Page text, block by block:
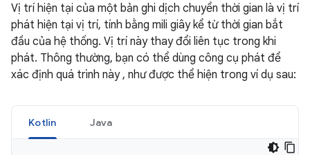
Vị trí hiện tại của một bản ghi dịch chuyển thời gian là vị trí
phát hiện tại vị trí, tính bằng mili giây kể từ thời gian bắt
đầu của hệ thống. Vị trí này thay đổi liên tục trong khi
phát. Thông thường, bạn có thể dùng công cụ phát để
xác định quá trình này , như được thể hiện trong ví dụ sau:
Kotlin Java